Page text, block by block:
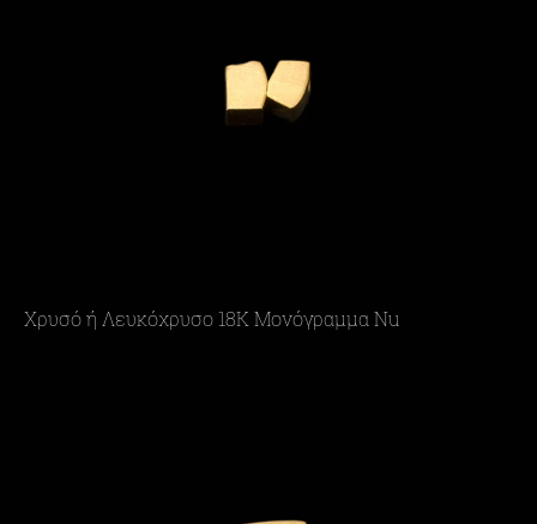
Χρυσό ή Λευκόχρυσο 18Κ Μονόγραμμα Nu